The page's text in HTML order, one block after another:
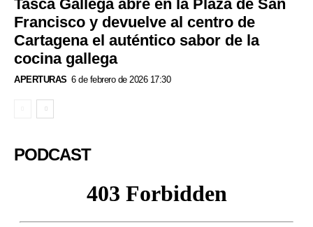
Tasca Gallega abre en la Plaza de San
Francisco y devuelve al centro de
Cartagena el auténtico sabor de la
cocina gallega
APERTURAS 6 de febrero de 2026 17:30
PODCAST